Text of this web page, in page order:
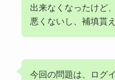
出来なくなったけど
悪くないし、補填貰
今回の問題は、ログ